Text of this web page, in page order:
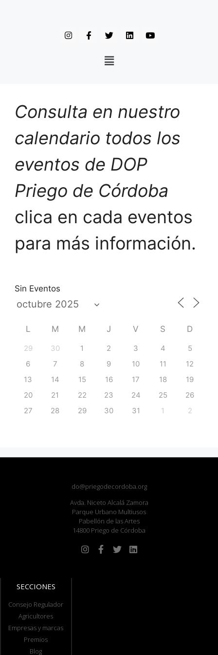
Consulta en nuestro
calendario todos los
eventos de DOP
Priego de Córdoba
clica en cada eventos
para más información.
Sin Eventos
L M M J V S D
29 30 1 2 3 4
5
6
7 8 9 10 11
12
13
14 15 16 17 18
19
20
21 22 23 24 25
26
27
28 29 30 31 1 2
do@priegodecordoba.org
Avda. Niceto Alcalá Zamora
Parque Urbano Multiusos
Pabellón de las Artes
14800 Priego de Córdoba
SECCIONES
Consejo Regulador
Agricultores
Empresas y marcas
Premios
Blog